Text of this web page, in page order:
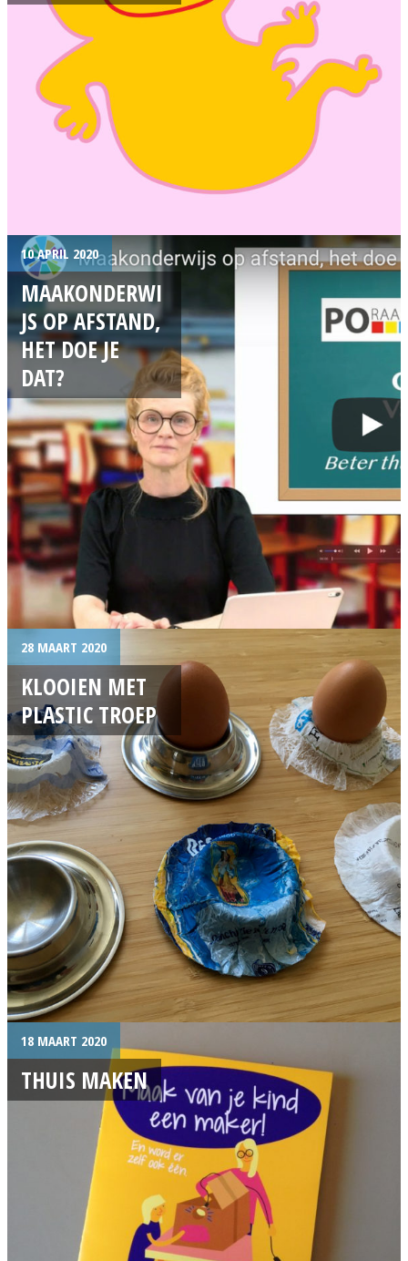
10 APRIL 2020
MAAKONDERWI
JS OP AFSTAND,
HET DOE JE
DAT?
28 MAART 2020
KLOOIEN MET
PLASTIC TROEP
18 MAART 2020
THUIS MAKEN